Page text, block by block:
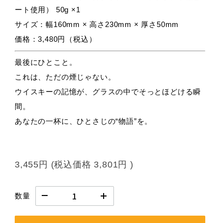
ート使用） 50g ×1
サイズ：幅160mm × 高さ230mm × 厚さ50mm
価格：3,480円（税込）
最後にひとこと。
これは、ただの煙じゃない。
ウイスキーの記憶が、グラスの中でそっとほどける瞬
間。
あなたの一杯に、ひとさじの“物語”を。
3,455円 (税込価格 3,801円 )
数量